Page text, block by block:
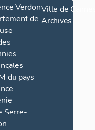
Verdon
de
du pays
Serre-
Ville de
Archives